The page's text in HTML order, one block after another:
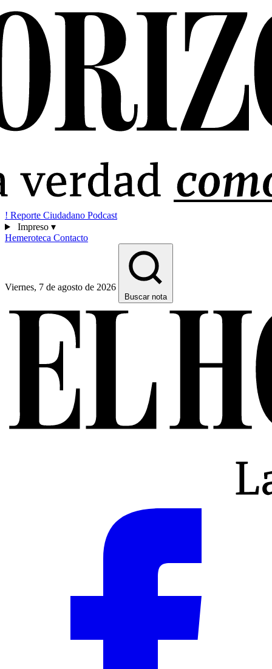
! Reporte Ciudadano Podcast
Impreso ▾
Hemeroteca Contacto
Viernes, 7 de agosto de 2026
Buscar nota